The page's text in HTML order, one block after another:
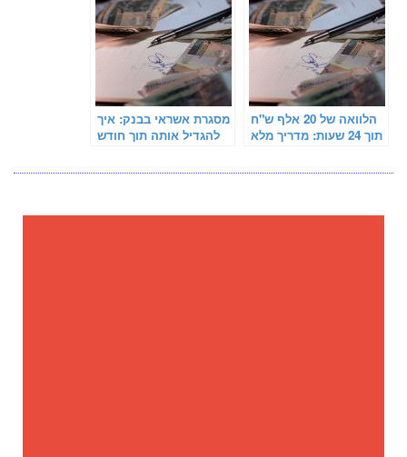
מסגרת אשראי בבנק: איך
להגדיל אותה תוך חודש
הלוואה של 20 אלף ש"ח
תוך 24 שעות: מדריך מלא